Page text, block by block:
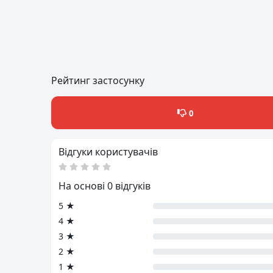
Рейтинг застосунку
0
Відгуки користувачів
На основі 0 відгуків
5 ★
4 ★
3 ★
2 ★
1 ★